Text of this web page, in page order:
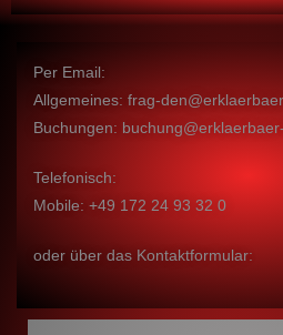
Per Email:
Allgemeines: frag-
Buchungen:
Telefonisch:
Mobile: +49 172 24 93 32 0
oder über das Kontaktformular: